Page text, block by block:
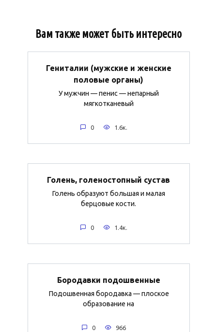
Вам также может быть интересно
Гениталии (мужские и женские
половые органы)
У мужчин — пенис — непарный
мягкотканевый
0 1.6к.
Голень, голеностопный сустав
Голень образуют большая и малая
берцовые кости.
0 1.4к.
Бородавки подошвенные
Подошвенная бородавка — плоское
образование на
0 966